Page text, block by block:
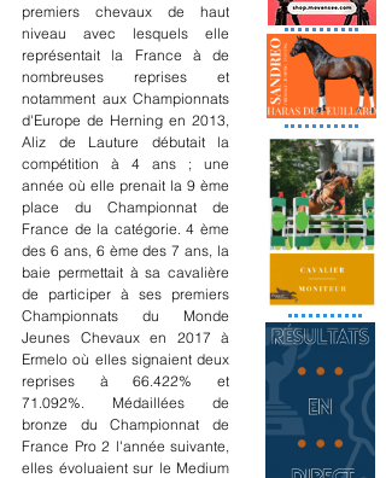
premiers chevaux de haut
niveau avec lesquels elle
représentait la France à de
nombreuses reprises et
notamment aux Championnats
d'Europe de Herning en 2013,
Aliz de Lauture débutait la
compétition à 4 ans ; une
année où elle prenait la 9 ème
place du Championnat de
France de la catégorie. 4 ème
des 6 ans, 6 ème des 7 ans, la
baie permettait à sa cavalière
de participer à ses premiers
Championnats du Monde
Jeunes Chevaux en 2017 à
Ermelo où elles signaient deux
reprises à 66.422% et
71.092%. Médaillées de
bronze du Championnat de
France Pro 2 l'année suivante,
elles évoluaient sur le Medium